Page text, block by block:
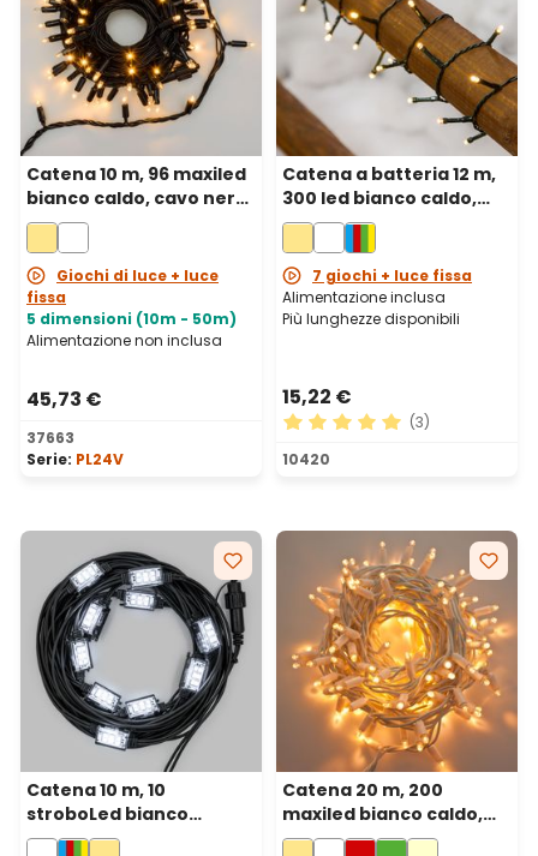
Catena 10 m, 96 maxiled
bianco caldo, cavo nero,
prolungabile
Giochi di luce + luce
fissa
5 dimensioni (10m - 50m)
Alimentazione non inclusa
45,73 €
37663
Serie: PL24V
Catena a batteria 12 m,
300 led bianco caldo,
cavo verde
7 giochi + luce fissa
Alimentazione inclusa
Più lunghezze disponibili
15,22 €
Valutazione media di 5 su
(3)
10420
Catena 10 m, 10
stroboLed bianco
freddo, cavo nero,
Catena 20 m, 200
maxiled bianco caldo,
cavo bianco,